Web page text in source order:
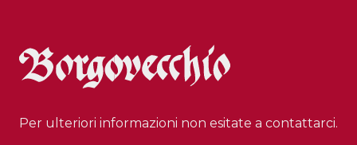
Per ulteriori informazioni non esitate a contattarci.